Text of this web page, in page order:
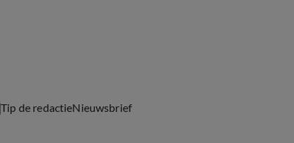
Tip de redactieNieuwsbrief